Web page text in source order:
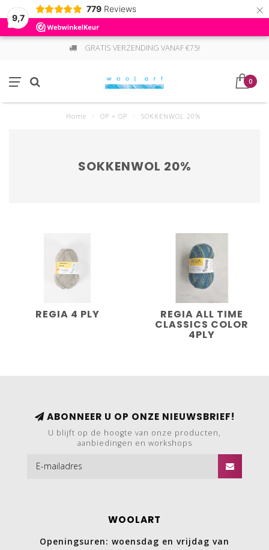
9,7
779 Reviews ×
GRATIS VERZENDING VANAF €75!
0
Home OP = OP SOKKENWOL 20%
SOKKENWOL 20%
REGIA 4 PLY REGIA ALL TIME
CLASSICS COLOR
4PLY
ABONNEER U OP ONZE NIEUWSBRIEF!
U blijft op de hoogte van onze producten,
aanbiedingen en workshops
WOOLART
Openingsuren: woensdag en vrijdag van